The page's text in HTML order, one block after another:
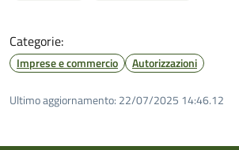
Categorie:
Imprese e commercio Autorizzazioni
Ultimo aggiornamento: 22/07/2025 14:46.12